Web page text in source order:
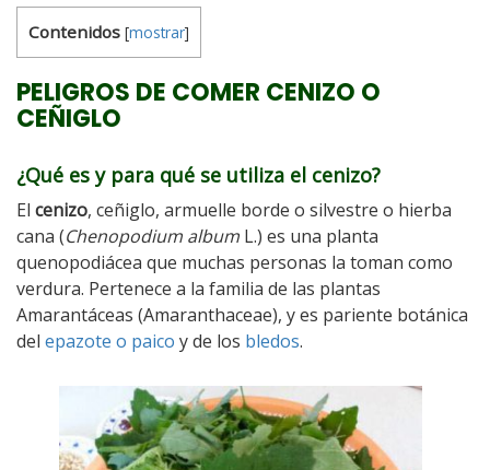
Contenidos [mostrar]
PELIGROS DE COMER CENIZO O
CEÑIGLO
¿Qué es y para qué se utiliza el cenizo?
El cenizo, ceñiglo, armuelle borde o silvestre o hierba
cana (Chenopodium album L.) es una planta
quenopodiácea que muchas personas la toman como
verdura. Pertenece a la familia de las plantas
Amarantáceas (Amaranthaceae), y es pariente botánica
del epazote o paico y de los bledos.